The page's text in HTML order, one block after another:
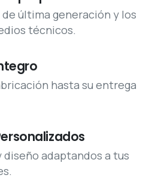
última generación y los
técnicos.
hasta su entrega
diseño adaptandos a tus